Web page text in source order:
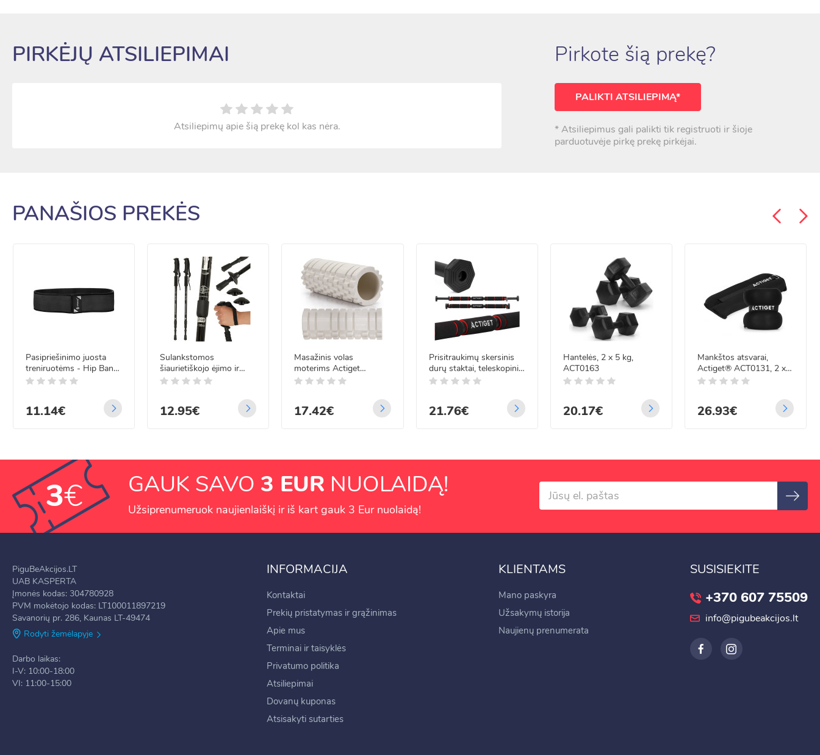
PIRKĖJŲ ATSILIEPIMAI
Atsiliepimų apie šią prekę kol kas nėra.
Pirkote šią prekę?
PALIKTI ATSILIEPIMĄ*
* Atsiliepimus gali palikti tik registruoti ir šioje
parduotuvėje pirkę prekę pirkėjai.
PANAŠIOS PREKĖS
Pasipriešinimo juosta
treniruotėms - Hip Band,
86 cm, Springos FA0115
11.14€
Sulankstomos
šiaurietiškojo ėjimo ir
žygių lazdos, juodos, 2
12.95€
Masažinis volas
moterims Actiget
ACT0032
17.42€
Prisitraukimų skersinis
durų staktai, teleskopinis,
plieninis, Actiget® 62–
21.76€
Hantelės, 2 x 5 kg,
ACT0163
20.17€
Mankštos atsvarai,
Actiget® ACT0131, 2 x 3
kg
26.93€
3€ GAUK SAVO 3 EUR NUOLAIDĄ!
Užsiprenumeruok naujienlaiškį ir iš kart gauk 3 Eur nuolaidą!
PiguBeAkcijos.LT
UAB KASPERTA
Įmonės kodas: 304780928
PVM mokėtojo kodas: LT100011897219
Savanorių pr. 286, Kaunas LT-49474
Rodyti žemėlapyje
Darbo laikas:
I-V: 10:00-18:00
VI: 11:00-15:00
INFORMACIJA
Kontaktai
Prekių pristatymas ir grąžinimas
Apie mus
Terminai ir taisyklės
Privatumo politika
Atsiliepimai
Dovanų kuponas
Atsisakyti sutarties
KLIENTAMS
Mano paskyra
Užsakymų istorija
Naujienų prenumerata
SUSISIEKITE
+370 607 75509
info@pigubeakcijos.lt